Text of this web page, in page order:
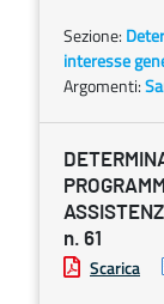
Sezione:
interesse
Argomenti:
n. 61
Scarica